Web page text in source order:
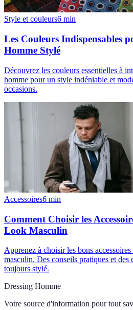
Style et couleurs6 min
Les Couleurs Indispensables
Homme Stylé
Découvrez les couleurs essentielles à
homme pour un style indéniable et
occasions.
Accessoires6 min
Comment Choisir les
Look Masculin
Apprenez à choisir les bons
masculin. Des conseils pratiques et des
toujours stylé.
Dressing Homme
Votre source d'information pour tout